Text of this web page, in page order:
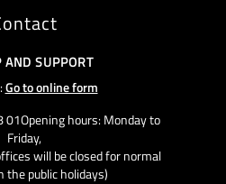
AND SUPPORT
Go to online form
01Opening hours: Monday to
Friday,
will be closed for normal
the public holidays)